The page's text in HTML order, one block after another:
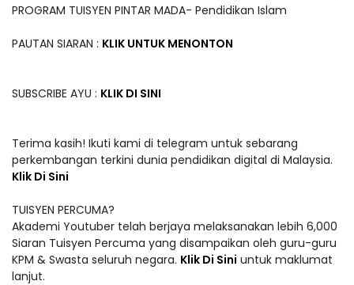
PROGRAM TUISYEN PINTAR MADA- Pendidikan Islam
PAUTAN SIARAN : KLIK UNTUK MENONTON
SUBSCRIBE AYU : KLIK DI SINI
Terima kasih! Ikuti kami di telegram untuk sebarang
perkembangan terkini dunia pendidikan digital di Malaysia.
Klik Di Sini
TUISYEN PERCUMA?
Akademi Youtuber telah berjaya melaksanakan lebih 6,000
Siaran Tuisyen Percuma yang disampaikan oleh guru-guru
KPM & Swasta seluruh negara. Klik Di Sini untuk maklumat
lanjut.